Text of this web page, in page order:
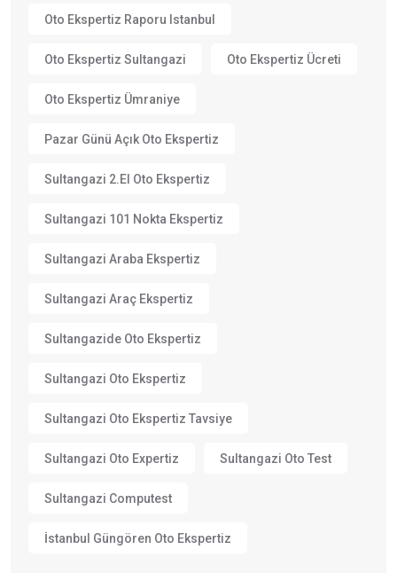
Oto Ekspertiz Raporu Istanbul
Oto Ekspertiz Sultangazi Oto Ekspertiz Ücreti
Oto Ekspertiz Ümraniye
Pazar Günü Açık Oto Ekspertiz
Sultangazi 2.el Oto Ekspertiz
Sultangazi 101 Nokta Ekspertiz
Sultangazi Araba Ekspertiz
Sultangazi Araç Ekspertiz
Sultangazide Oto Ekspertiz
Sultangazi Oto Ekspertiz
Sultangazi Oto Ekspertiz Tavsiye
Sultangazi Oto Expertiz Sultangazi Oto Test
Sultangazi Computest
İstanbul Güngören Oto Ekspertiz